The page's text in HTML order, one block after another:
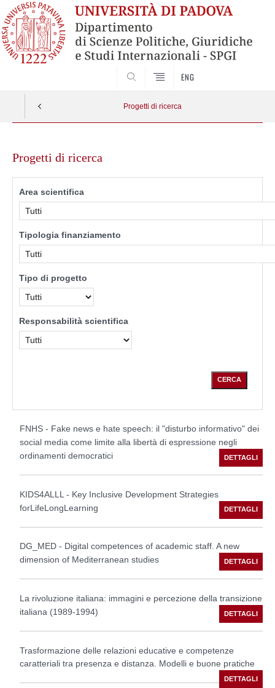
ENG
Progetti di ricerca
contentProgetti di ricerca
Area scientifica
Tipologia finanziamento
Tipo di progetto
Responsabilità scientifica
FNHS - Fake news e hate speech: il "disturbo informativo" dei
social media come limite alla libertà di espressione negli
ordinamenti democratici
KIDS4ALLL - Key Inclusive Development Strategies
forLifeLongLearning
DG_MED - Digital competences of academic staff. A new
dimension of Mediterranean studies
La rivoluzione italiana: immagini e percezione della transizione
italiana (1989-1994)
Trasformazione delle relazioni educative e competenze
caratteriali tra presenza e distanza. Modelli e buone pratiche